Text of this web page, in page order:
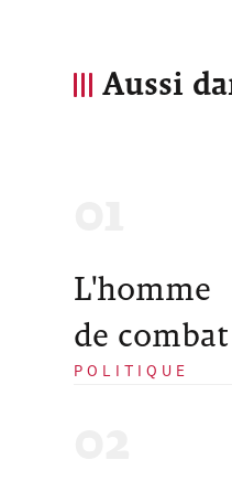
Aussi
de combat
POLITIQUE